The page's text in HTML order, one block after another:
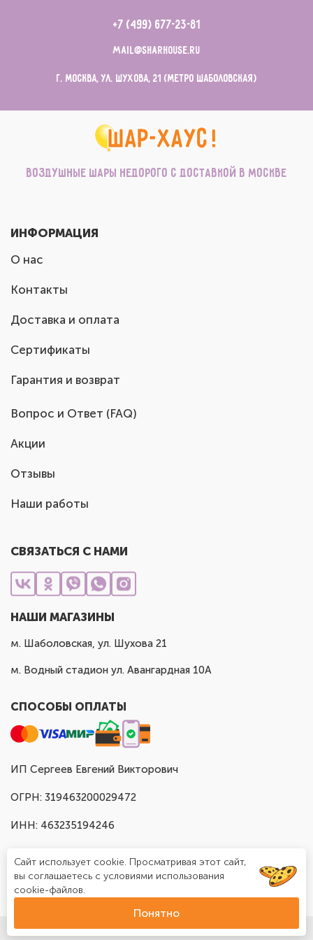
+7 (499) 677-23-81
mail@sharhouse.ru
г. Москва, ул. Шухова, 21 (метро Шаболовская)
Воздушные шары недорого с доставкой в Москве
ИНФОРМАЦИЯ
О нас
Контакты
Доставка и оплата
Сертификаты
Гарантия и возврат
Вопрос и Ответ (FAQ)
Акции
Отзывы
Наши работы
СВЯЗАТЬСЯ С НАМИ
НАШИ МАГАЗИНЫ
м. Шаболовская, ул. Шухова 21
м. Водный стадион ул. Авангардная 10А
СПОСОБЫ ОПЛАТЫ
ИП Сергеев Евгений Викторович
ОГРН: 319463200029472
ИНН: 463235194246
© Доставка шаров в Москве "Шар Хаус", 2025
Сайт использует cookie. Просматривая этот сайт,
вы соглашаетесь с условиями использования
cookie-файлов.
Понятно